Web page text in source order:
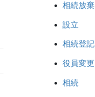
相続放棄
設立
相続登記
役員変更
相続